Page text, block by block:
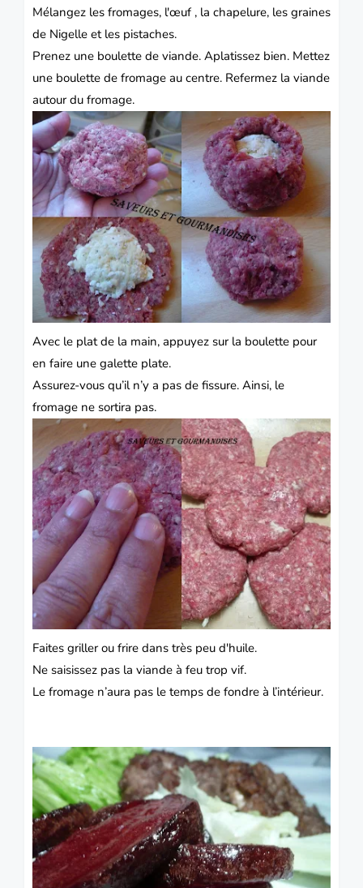
Mélangez les fromages, l'œuf , la chapelure, les graines
de Nigelle et les pistaches.
Prenez une boulette de viande. Aplatissez bien. Mettez
une boulette de fromage au centre. Refermez la viande
autour du fromage.
Avec le plat de la main, appuyez sur la boulette pour
en faire une galette plate.
Assurez-vous qu’il n’y a pas de fissure. Ainsi, le
fromage ne sortira pas.
Faites griller ou frire dans très peu d'huile.
Ne saisissez pas la viande à feu trop vif.
Le fromage n’aura pas le temps de fondre à l’intérieur.